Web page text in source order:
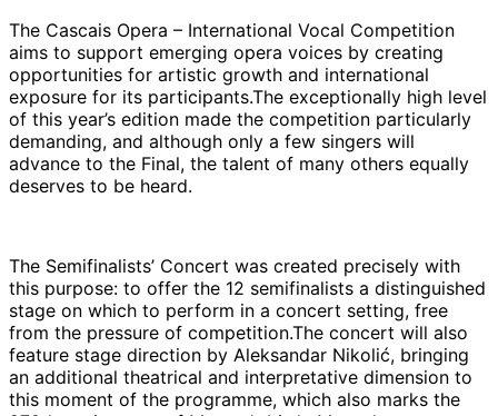
The Cascais Opera – International Vocal Competition
aims to support emerging opera voices by creating
opportunities for artistic growth and international
exposure for its participants.The exceptionally high level
of this year’s edition made the competition particularly
demanding, and although only a few singers will
advance to the Final, the talent of many others equally
deserves to be heard.
The Semifinalists’ Concert was created precisely with
this purpose: to offer the 12 semifinalists a distinguished
stage on which to perform in a concert setting, free
from the pressure of competition.The concert will also
feature stage direction by Aleksandar Nikolić, bringing
an additional theatrical and interpretative dimension to
this moment of the programme, which also marks the